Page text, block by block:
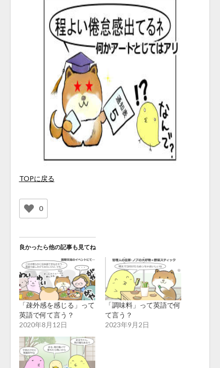
TOPに戻る
0
良かったら他の記事も見てね
「疎外感を感じる」って
英語で何て言う？
2020年8月12日
「調味料」って英語で何
て言う？
2023年9月2日